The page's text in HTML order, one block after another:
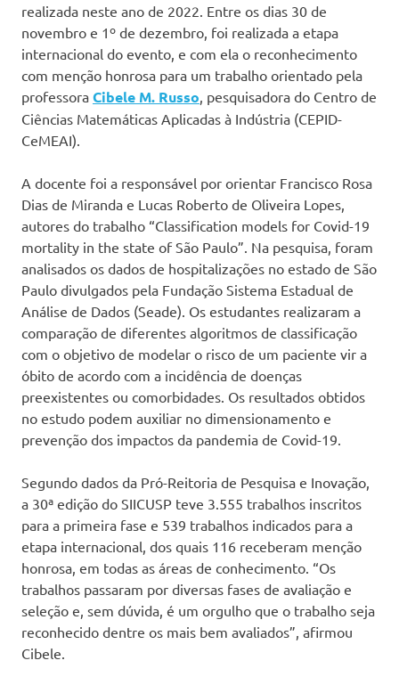
realizada neste ano de 2022. Entre os dias 30 de
novembro e 1º de dezembro, foi realizada a etapa
internacional do evento, e com ela o reconhecimento
com menção honrosa para um trabalho orientado pela
professora Cibele M. Russo , pesquisadora do Centro de
Ciências Matemáticas Aplicadas à Indústria (CEPID-
CeMEAI).
A docente foi a responsável por orientar Francisco Rosa
Dias de Miranda e Lucas Roberto de Oliveira Lopes,
autores do trabalho “Classification models for Covid-19
mortality in the state of São Paulo”. Na pesquisa, foram
analisados os dados de hospitalizações no estado de São
Paulo divulgados pela Fundação Sistema Estadual de
Análise de Dados (Seade). Os estudantes realizaram a
comparação de diferentes algoritmos de classificação
com o objetivo de modelar o risco de um paciente vir a
óbito de acordo com a incidência de doenças
preexistentes ou comorbidades. Os resultados obtidos
no estudo podem auxiliar no dimensionamento e
prevenção dos impactos da pandemia de Covid-19.
Segundo dados da Pró-Reitoria de Pesquisa e Inovação,
a 30ª edição do SIICUSP teve 3.555 trabalhos inscritos
para a primeira fase e 539 trabalhos indicados para a
etapa internacional, dos quais 116 receberam menção
honrosa, em todas as áreas de conhecimento. “Os
trabalhos passaram por diversas fases de avaliação e
seleção e, sem dúvida, é um orgulho que o trabalho seja
reconhecido dentre os mais bem avaliados”, afirmou
Cibele.